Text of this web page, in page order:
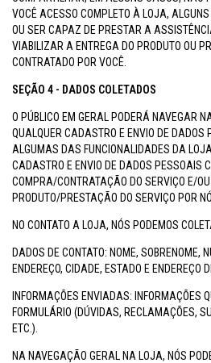
VOCÊ ACESSO COMPLETO À LOJA,
OU SER CAPAZ DE PRESTAR A
VIABILIZAR A ENTREGA DO PRODUTO OU
CONTRATADO POR VOCÊ.
SEÇÃO 4 - DADOS COLETADOS
O PÚBLICO EM GERAL PODERÁ NAVEGAR
QUALQUER CADASTRO E ENVIO DE DADOS
ALGUMAS DAS FUNCIONALIDADES DA
CADASTRO E ENVIO DE DADOS PESSOAIS
COMPRA/CONTRATAÇÃO DO SERVIÇO E/
PRODUTO/PRESTAÇÃO DO SERVIÇO POR
NO CONTATO A LOJA, NÓS PODEMOS
DADOS DE CONTATO: NOME, SOBRENOME,
ENDEREÇO, CIDADE, ESTADO E ENDEREÇO
INFORMAÇÕES ENVIADAS: INFORMAÇÕES
FORMULÁRIO (DÚVIDAS, RECLAMAÇÕES,
ETC.).
NA NAVEGAÇÃO GERAL NA LOJA, NÓS